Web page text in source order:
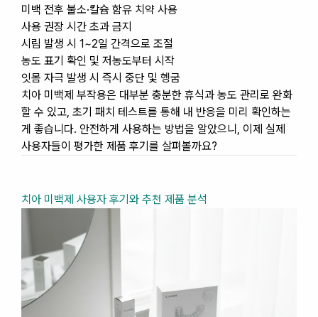
미백 전후 불소·칼슘 함유 치약 사용
사용 권장 시간 초과 금지
시림 발생 시 1~2일 간격으로 조절
농도 표기 확인 및 저농도부터 시작
잇몸 자극 발생 시 즉시 중단 및 헹굼
치아 미백제 부작용은 대부분 충분한 휴식과 농도 관리로 완화
할 수 있고, 초기 패치 테스트를 통해 내 반응을 미리 확인하는
게 좋습니다. 안전하게 사용하는 방법을 알았으니, 이제 실제
사용자들이 평가한 제품 후기를 살펴볼까요?
치아 미백제 사용자 후기와 추천 제품 분석